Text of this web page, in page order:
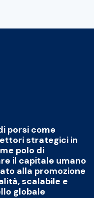
porsi come
strategici in
polo di
il capitale umano
alla promozione
scalabile e
globale